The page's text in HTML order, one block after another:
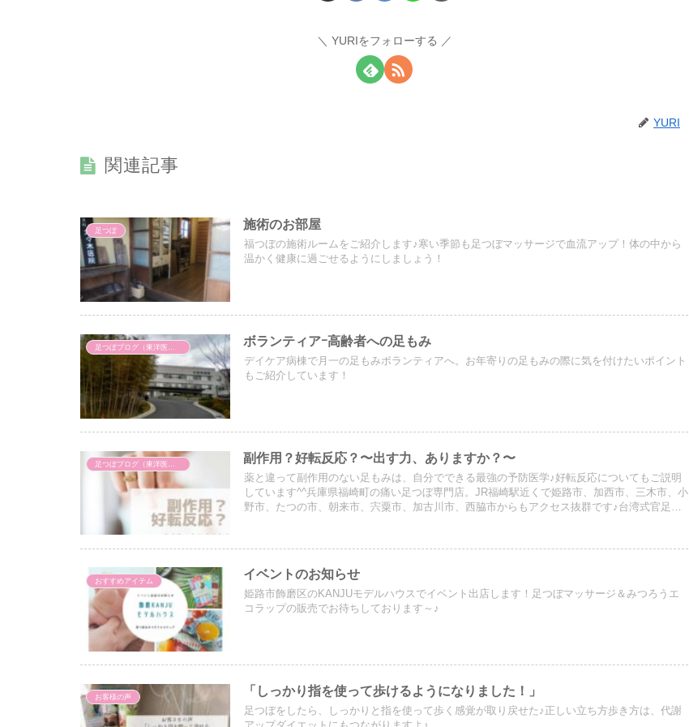
YURIをフォローする
YURI
関連記事
足つぼ 施術のお部屋
福つぼの施術ルームをご紹介します♪寒い季節も足つぼマッサージで血流アップ！体の中から
温かく健康に過ごせるようにしましょう！
足つぼブログ（東洋医学） ボランティアｰ高齢者への足もみ
デイケア病棟で月一の足もみボランティアへ。お年寄りの足もみの際に気を付けたいポイント
もご紹介しています！
副作用？好転反応？〜出す力、ありますか？〜
薬と違って副作用のない足もみは、自分でできる最強の予防医学♪好転反応についてもご説明
しています^^兵庫県福崎町の痛い足つぼ専門店。JR福崎駅近くで姫路市、加西市、三木市、小
野市、たつの市、朝来市、宍粟市、加古川市、西脇市からもアクセス抜群です♪台湾式官足法
おすすめアイテム イベントのお知らせ
姫路市飾磨区のKANJUモデルハウスでイベント出店します！足つぼマッサージ＆みつろうエ
コラップの販売でお待ちしております～♪
お客様の声 「しっかり指を使って歩けるようになりました！」
足つぼをしたら、しっかりと指を使って歩く感覚が取り戻せた♪正しい立ち方歩き方は、代謝